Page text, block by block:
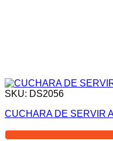
SKU: DS2056
CUCHARA DE SERVIR